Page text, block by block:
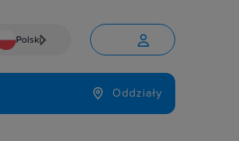
Polski

Oddziały